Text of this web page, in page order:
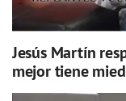
Jesús Martín
mejor tiene